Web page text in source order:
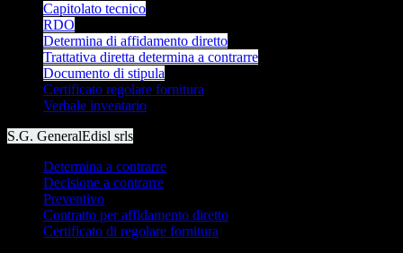
Capitolato tecnico
RDO
Determina di affidamento diretto
Trattativa diretta determina a contrarre
Documento di stipula
Certificato regolare fornitura
Verbale inventario
S.G. GeneralEdisl srls
Determina a contrarre
Decisione a contrarre
Preventivo
Contratto per affidamento diretto
Certificato di regolare fornitura